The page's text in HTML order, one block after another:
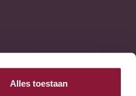
Alles toestaan